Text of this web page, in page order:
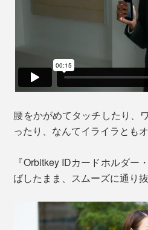
腰をかがめてタッチしたり、
ったり、なんてイライラともオ
『Orbitkey IDカードホルダー
ばしたまま、スムーズに通り抜